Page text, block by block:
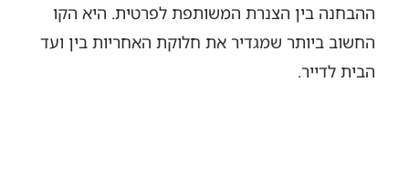
ההבחנה בין הצנרת המשותפת לפרטית. היא הקו
החשוב ביותר שמגדיר את חלוקת האחריות בין ועד
הבית לדייר.